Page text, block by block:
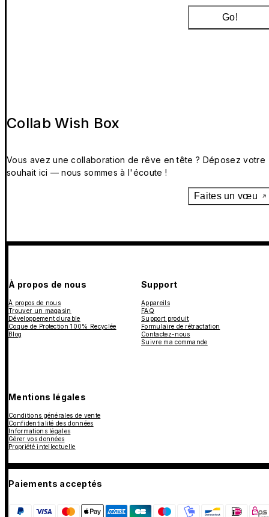
Go!
Collab Wish Box
Vous avez une collaboration de rêve en tête ? Déposez votre
souhait ici — nous sommes à l'écoute !
Faites un vœu
À propos de nous
À propos de nous
Trouver un magasin
Développement durable
Coque de Protection 100% Recyclée
Blog
Support
Appareils
FAQ
Support produit
Formulaire de rétractation
Contactez-nous
Suivre ma commande
Mentions légales
Conditions générales de vente
Confidentialité des données
Informations légales
Gérer vos données
Propriété intellectuelle
Paiements acceptés